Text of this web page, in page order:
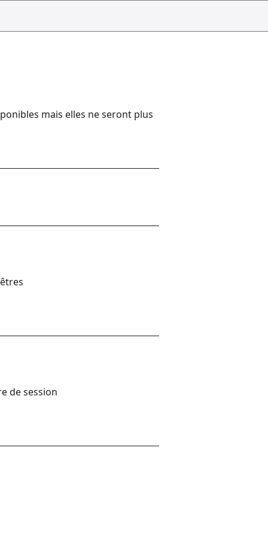
mais elles ne seront plus
de session